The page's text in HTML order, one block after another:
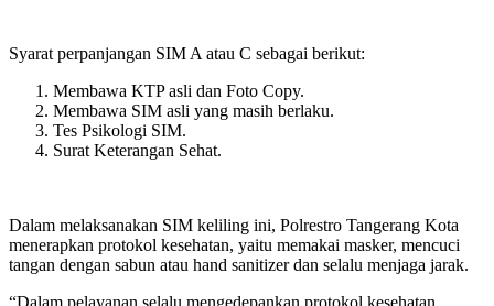
Syarat perpanjangan SIM A atau C sebagai berikut:
Membawa KTP asli dan Foto Copy.
Membawa SIM asli yang masih berlaku.
Tes Psikologi SIM.
Surat Keterangan Sehat.
Dalam melaksanakan SIM keliling ini, Polrestro Tangerang Kota
menerapkan protokol kesehatan, yaitu memakai masker, mencuci
tangan dengan sabun atau hand sanitizer dan selalu menjaga jarak.
“Dalam pelayanan selalu mengedepankan protokol kesehatan